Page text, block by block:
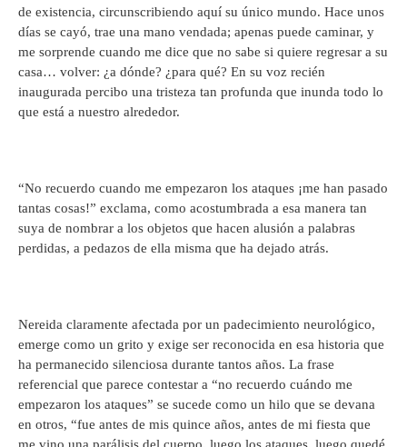
de existencia, circunscribiendo aquí su único mundo. Hace unos
días se cayó, trae una mano vendada; apenas puede caminar, y
me sorprende cuando me dice que no sabe si quiere regresar a su
casa… volver: ¿a dónde? ¿para qué? En su voz recién
inaugurada percibo una tristeza tan profunda que inunda todo lo
que está a nuestro alrededor.
“No recuerdo cuando me empezaron los ataques ¡me han pasado
tantas cosas!” exclama, como acostumbrada a esa manera tan
suya de nombrar a los objetos que hacen alusión a palabras
perdidas, a pedazos de ella misma que ha dejado atrás.
Nereida claramente afectada por un padecimiento neurológico,
emerge como un grito y exige ser reconocida en esa historia que
ha permanecido silenciosa durante tantos años. La frase
referencial que parece contestar a “no recuerdo cuándo me
empezaron los ataques” se sucede como un hilo que se devana
en otros, “fue antes de mis quince años, antes de mi fiesta que
me vino una parálisis del cuerpo, luego los ataques, luego quedé